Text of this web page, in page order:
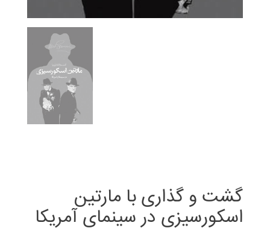
گشت و گذاری با مارتین
اسکورسیزی در سینمای آمریکا